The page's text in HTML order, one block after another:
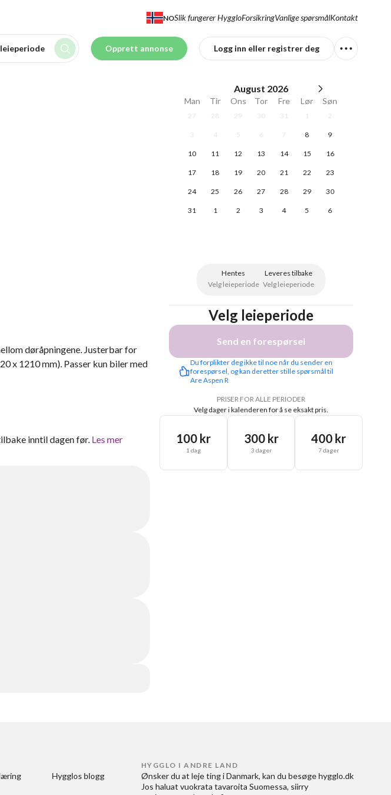
NOSlik fungerer HyggloForsikringVanlige spørsmålKontakt
Opprett annonse Logg inn eller registrer deg
døråpningene. Justerbar for
x 1210 mm). Passer kun biler med
inntil dagen før. Les mer
August 2026
Man Tir Ons Tor Fre Lør Søn
27 28 29 30 31 1 2
3 4 5 6 7 8 9
10 11 12 13 14 15 16
17 18 19 20 21 22 23
24 25 26 27 28 29 30
31 1 2 3 4 5 6
Hentes
Velg leieperiode
Leveres tilbake
Velg leieperiode
Velg leieperiode
Send en forespørsel
Du forplikter deg ikke til noe når du sender en
forespørsel, og kan deretter stille spørsmål til
Are Aspen R
PRISER FOR ALLE PERIODER
Velg dager i kalenderen for å se eksakt pris.
100 kr
1 dag
300 kr
3 dager
400 kr
7 dager
Hygglos blogg
HYGGLO I ANDRE LAND
Ønsker du at leje ting i Danmark, kan du besøge hygglo.dk
Jos haluat vuokrata tavaroita Suomessa, siirry